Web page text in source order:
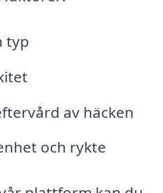
typ
av häcken
och rykte